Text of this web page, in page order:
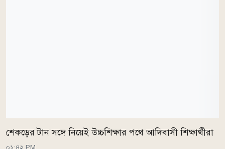
শেকড়ের টান সঙ্গে নিয়েই উচ্চশিক্ষার পথে আদিবাসী শিক্ষার্থীরা
০১:৪২ PM